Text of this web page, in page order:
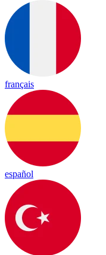
français
español